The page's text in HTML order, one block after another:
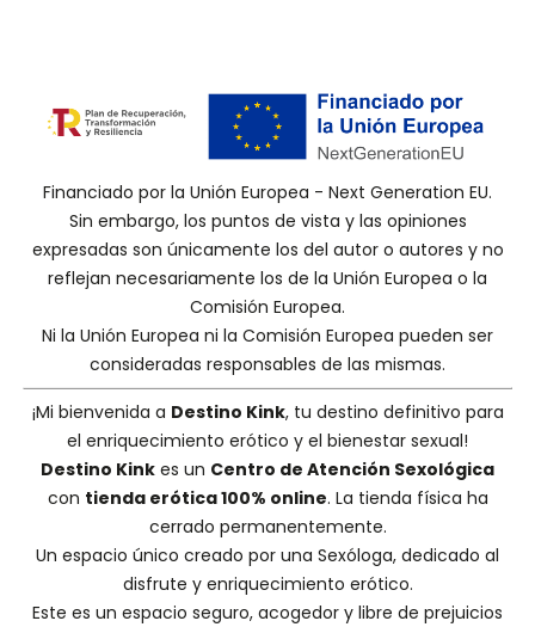
Financiado por la Unión Europea - Next Generation EU.
Sin embargo, los puntos de vista y las opiniones
expresadas son únicamente los del autor o autores y no
reflejan necesariamente los de la Unión Europea o la
Comisión Europea.
Ni la Unión Europea ni la Comisión Europea pueden ser
consideradas responsables de las mismas.
¡Mi bienvenida a Destino Kink, tu destino definitivo para
el enriquecimiento erótico y el bienestar sexual!
Destino Kink es un Centro de Atención Sexológica
con tienda erótica 100% online. La tienda física ha
cerrado permanentemente.
Un espacio único creado por una Sexóloga, dedicado al
disfrute y enriquecimiento erótico.
Este es un espacio seguro, acogedor y libre de prejuicios